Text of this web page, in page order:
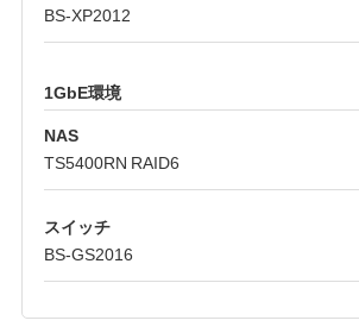
BS-XP2012
1GbE環境
NAS
TS5400RN RAID6
スイッチ
BS-GS2016